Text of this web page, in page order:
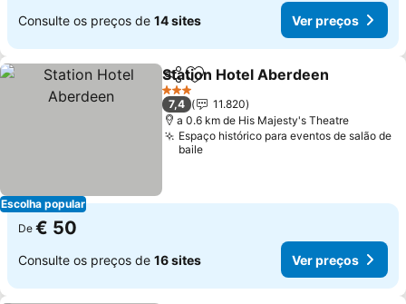
Consulte os preços de 14 sites Ver preços
Escolha popular
PartilharAdicionar aos favoritos
Station Hotel Aberdeen
3 Estrelas
7,4
11.820
a 0.6 km de His Majesty's Theatre
Espaço histórico para eventos de salão de
baile
De € 50
Consulte os preços de 16 sites Ver preços